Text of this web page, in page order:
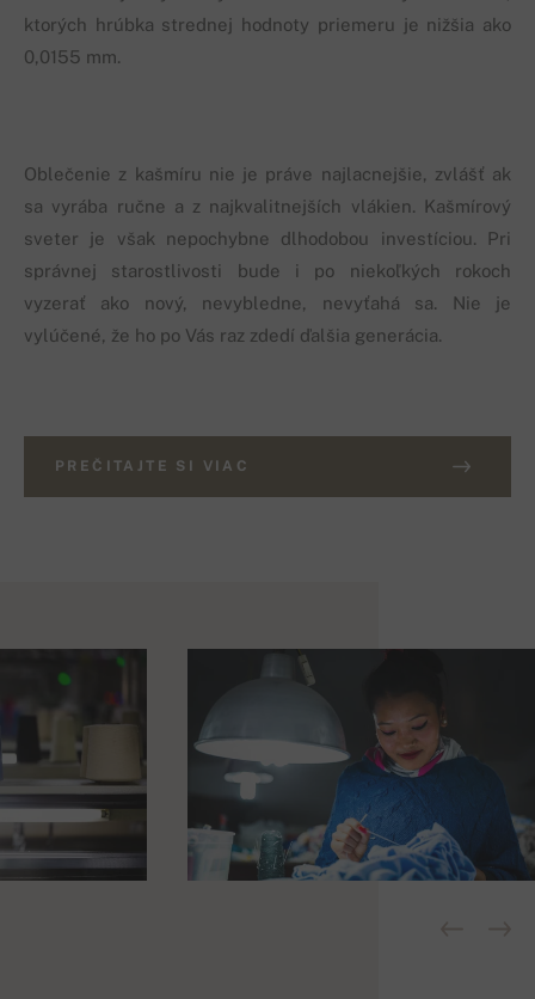
ktorých hrúbka strednej hodnoty priemeru je nižšia ako
0,0155 mm.
Oblečenie z kašmíru nie je práve najlacnejšie, zvlášť ak
sa vyrába ručne a z najkvalitnejších vlákien. Kašmírový
sveter je však nepochybne dlhodobou investíciou. Pri
správnej starostlivosti bude i po niekoľkých rokoch
vyzerať ako nový, nevybledne, nevyťahá sa. Nie je
vylúčené, že ho po Vás raz zdedí ďalšia generácia.
PREČITAJTE SI VIAC